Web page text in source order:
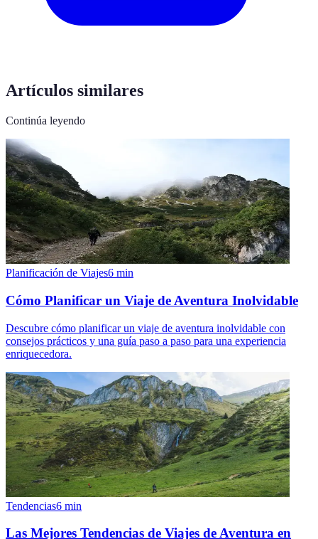
Artículos similares
Continúa leyendo
Planificación de Viajes6 min
Cómo Planificar un Viaje de Aventura Inolvidable
Descubre cómo planificar un viaje de aventura inolvidable con
consejos prácticos y una guía paso a paso para una experiencia
enriquecedora.
Tendencias6 min
Las Mejores Tendencias de Viajes de Aventura en